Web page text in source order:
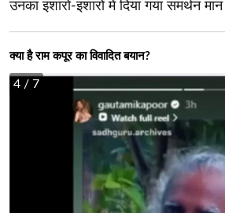
उनका इशारों-इशारों में दिया गया समर्थन
क्या है राम कपूर का विवादित बयान?
4 / 7